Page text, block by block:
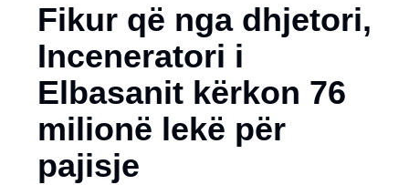
Fikur që nga dhjetori,
Inceneratori i
Elbasanit kërkon 76
milionë lekë për
pajisje